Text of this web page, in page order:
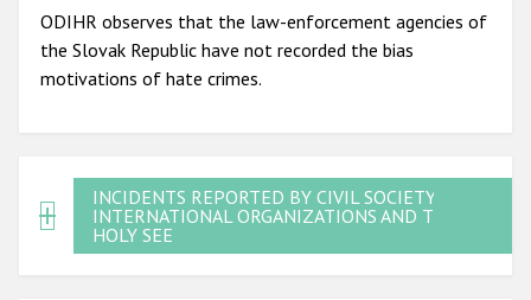
ODIHR observes that the law-enforcement agencies of
the Slovak Republic have not recorded the bias
motivations of hate crimes.
INCIDENTS REPORTED BY CIVIL SOCIETY,
INTERNATIONAL ORGANIZATIONS AND THE
HOLY SEE